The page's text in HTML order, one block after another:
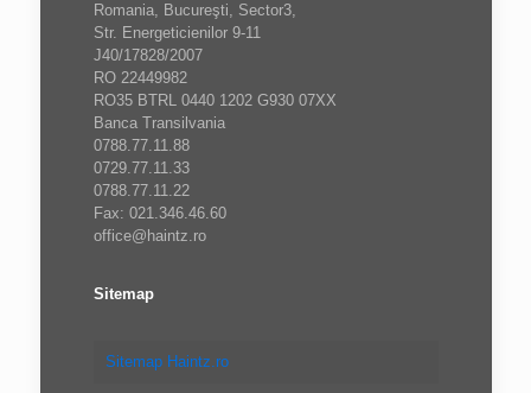
Romania, Bucureşti, Sector3,
Str. Energeticienilor 9-11
J40/17828/2007
RO 22449982
RO35 BTRL 0440 1202 G930 07XX
Banca Transilvania
0788.77.11.88
0729.77.11.33
0788.77.11.22
Fax: 021.346.46.60
office@haintz.ro
Sitemap
Sitemap Haintz.ro